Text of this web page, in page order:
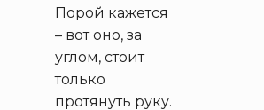
Порой кажется
– вот оно, за
углом, стоит
только
протянуть руку.